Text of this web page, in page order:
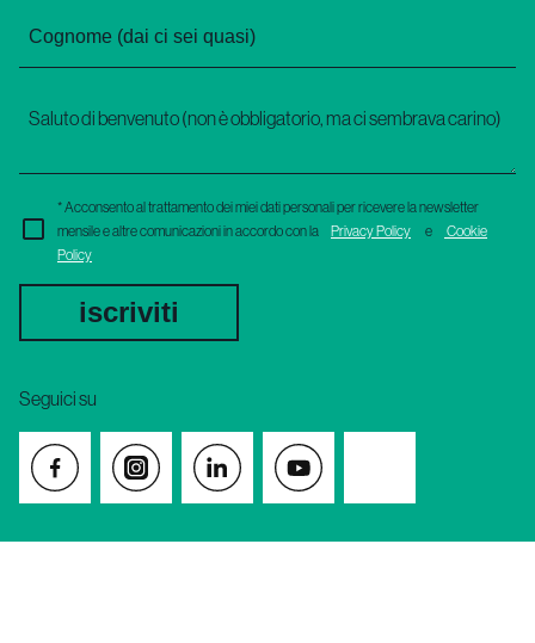
Seguici su
* Acconsento al trattamento dei miei dati personali per ricevere la newsletter
mensile e altre comunicazioni in accordo con la
Privacy Policy e
Cookie
Policy
iscriviti